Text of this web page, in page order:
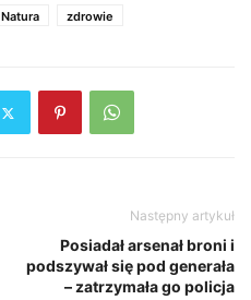
Natura zdrowie
Następny artykuł
Posiadał arsenał broni i
podszywał się pod generała
– zatrzymała go policja